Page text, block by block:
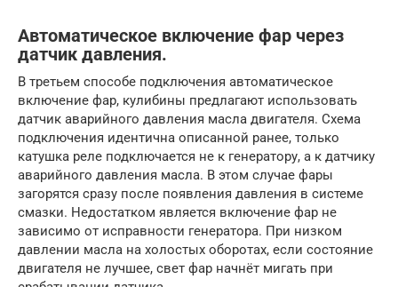
Автоматическое включение фар через
датчик давления.
В третьем способе подключения автоматическое
включение фар, кулибины предлагают использовать
датчик аварийного давления масла двигателя. Схема
подключения идентична описанной ранее, только
катушка реле подключается не к генератору, а к датчику
аварийного давления масла. В этом случае фары
загорятся сразу после появления давления в системе
смазки. Недостатком является включение фар не
зависимо от исправности генератора. При низком
давлении масла на холостых оборотах, если состояние
двигателя не лучшее, свет фар начнёт мигать при